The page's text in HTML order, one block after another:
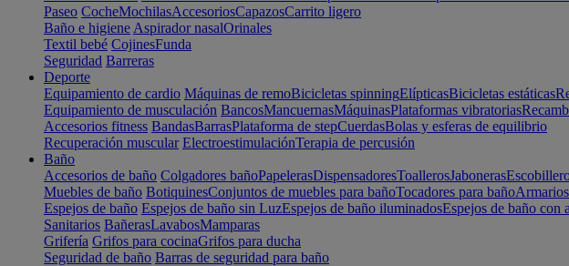
Paseo CocheMochilasAccesoriosCapazosCarrito ligero
Baño e higiene Aspirador nasalOrinales
Textil bebé CojinesFunda
Seguridad Barreras
Deporte
Equipamiento de cardio Máquinas de remoBicicletas spinningElípticasBicicletas estáticas
Equipamiento de musculación BancosMancuernasMáquinasPlataformas vibratorias
Accesorios fitness BandasBarrasPlataforma de stepCuerdasBolas y esferas de equilibrio
Recuperación muscular ElectroestimulaciónTerapia de percusión
Baño
Accesorios de baño Colgadores bañoPapelerasDispensadoresToallerosJaboneras
Muebles de baño BotiquinesConjuntos de muebles para bañoTocadores para baño
Espejos de baño Espejos de baño sin LuzEspejos de baño iluminadosEspejos de baño con
Sanitarios BañerasLavabosMamparas
Grifería Grifos para cocinaGrifos para ducha
Seguridad de baño Barras de seguridad para baño